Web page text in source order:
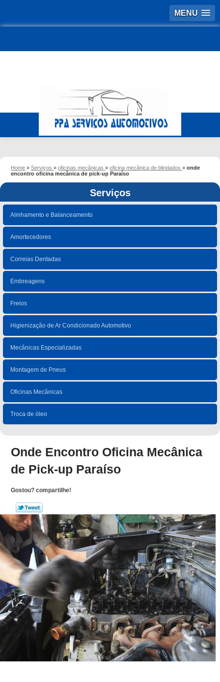
MENU
Home »Serviços»oficinas mecânicas»oficina mecânica de blindados»onde
encontro oficina mecânica de pick-up Paraíso
Serviços
Alinhamento e Balanceamento
Amortecedores
Correias Dentadas
Embreagens
Freios
Higienização de Ar Condicionado Automotivo
Mecânicas Especializadas
Montagem de Pneus
Oficinas Mecânicas
Troca de óleo
Onde Encontro Oficina Mecânica
de Pick-up Paraíso
Gostou? compartilhe!